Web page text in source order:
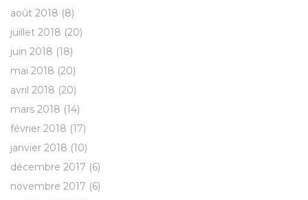
août 2018 (8)
juillet 2018 (20)
juin 2018 (18)
mai 2018 (20)
avril 2018 (20)
mars 2018 (14)
février 2018 (17)
janvier 2018 (10)
décembre 2017 (6)
novembre 2017 (6)